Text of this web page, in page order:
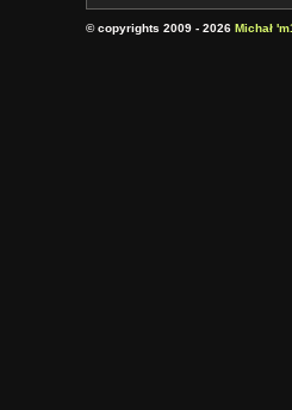
© copyrights 2009 - 2026 Michał